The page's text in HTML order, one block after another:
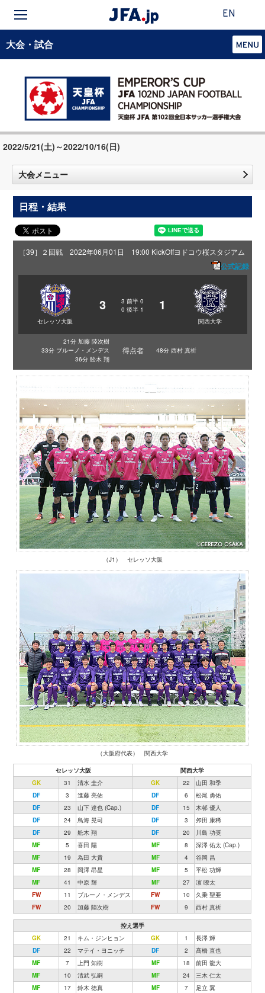
EN
大会・試合
2022/5/21(土)～2022/10/16(日)
大会メニュー
日程・結果
［39］２回戦 2022年06月01日 19:00 KickOffヨドコウ桜スタジアム
公式記録
セレッソ大阪
3 3 前半 0
0 後半 1 1
関西大学
21分 加藤 陸次樹
33分 ブルーノ・メンデス
36分 舩木 翔
得点者 48分 西村 真祈
（J1） セレッソ大阪
（大阪府代表） 関西大学
セレッソ大阪
関西大学
GK
31 清水 圭介 GK 22
山田 和季
DF
3 進藤 亮佑 DF 6
松尾 勇佑
DF
23 山下 達也 (Cap.) DF 15
木邨 優人
DF
24 鳥海 晃司 DF 3
夘田 康稀
DF
29 舩木 翔 DF 20
川島 功奨
MF
5 喜田 陽 MF 8
深澤 佑太 (Cap.)
MF
19 為田 大貴 MF 4
谷岡 昌
MF
28 岡澤 昂星 MF 5
平松 功輝
MF
41 中原 輝 MF 27
濵 瞭太
FW
11 ブルーノ・メンデス FW 10
久乗 聖亜
FW
20 加藤 陸次樹 FW 9 西村 真祈
控え選手
GK
21 キム・ジンヒョン GK 1
長澤 輝
DF
22 マテイ・ヨニッチ DF 2
髙橋 直也
MF
7 上門 知樹 MF 18
前田 龍大
MF
10 清武 弘嗣 MF 24
三木 仁太
MF
17 鈴木 徳真 MF 7 足立 翼